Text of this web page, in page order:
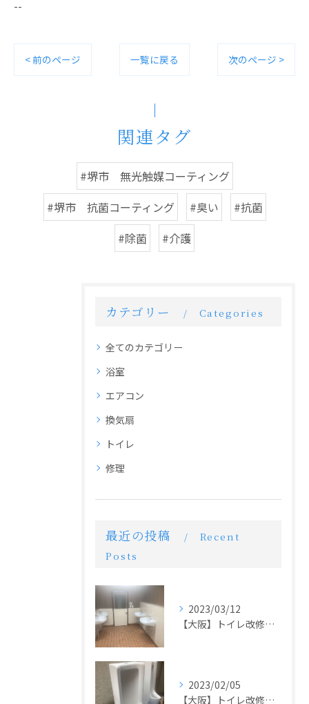
--
< 前のページ 一覧に戻る 次のページ >
関連タグ
#堺市 無光触媒コーティング
#堺市 抗菌コーティング
#臭い
#抗菌
#除菌
#介護
カテゴリー Categories
全てのカテゴリー
浴室
エアコン
換気扇
トイレ
修理
最近の投稿
Recent
Posts
2023/03/12
【大阪】トイレ改修工事
2023/02/05
【大阪】トイレ改修工事